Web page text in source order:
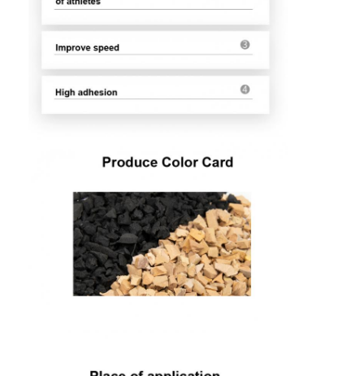
বাড়ি
আমাদের সম্পর্কে
কারখানা ভ্রমণ
মান নিয়ন্ত্রণ